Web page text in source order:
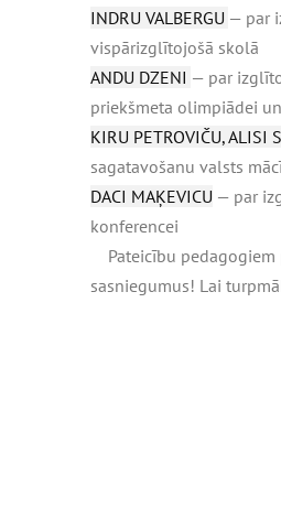
INDRU VALBERGU — par
vispārizglītojošā skolā
ANDU DZENI — par
priekšmeta olimpiādei
KIRU PETROVIČU, ALISI
sagatavošanu valsts
DACI MAĶEVICU — par
konferencei
Pateicību
sasniegumus! Lai